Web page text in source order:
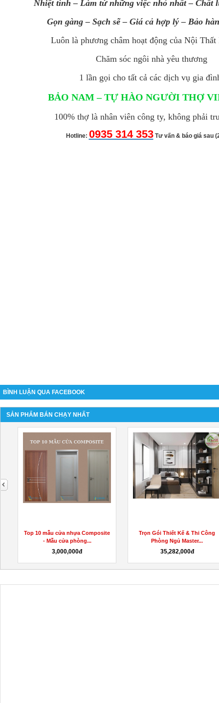
Nhiệt tình – Làm từ những việc nhỏ nhất – Chất
Gọn gàng – Sạch sẽ – Giá cả hợp lý – Bảo
Luôn là phương châm hoạt động của Nội Thất
Chăm sóc ngôi nhà yêu thương
1 lần gọi cho tất cả các dịch vụ gia
BẢO NAM – TỰ HÀO NGƯỜI THỢ
100% thợ là nhân viên công ty, không phải
Hotline: 0935 314 353Tư vấn & báo giá sau
BÌNH LUẬN QUA FACEBOOK
SẢN PHẨM BÁN CHẠY NHẤT
Tủ nhựa 5 tầng, tủ nhựa 5 ngăn
kéo mẫu mã...
Liên hệ
Phân phối sỉ và lẻ thùng phi
50 lít -...
242,000đ
next